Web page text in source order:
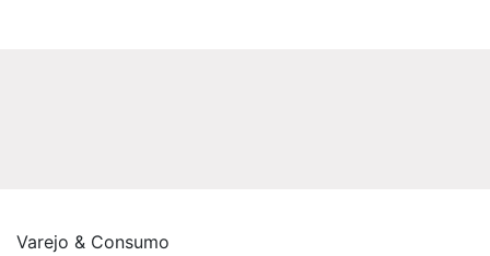
Varejo & Consumo